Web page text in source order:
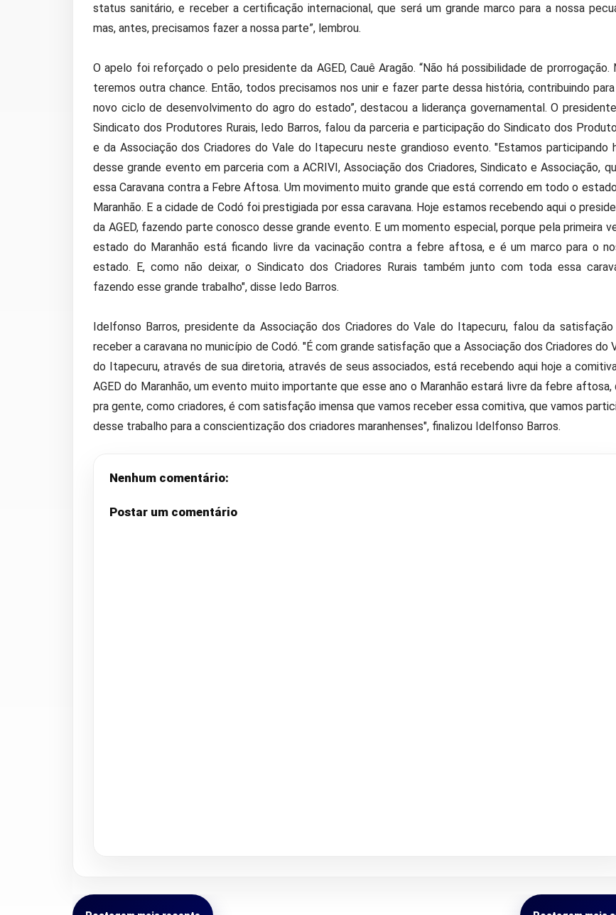
status sanitário, e receber a certificação internacional, que será um grande marco para a nossa
mas, antes, precisamos fazer a nossa parte”, lembrou.
O apelo foi reforçado o pelo presidente da AGED, Cauê Aragão. “Não há possibilidade de prorrogação.
teremos outra chance. Então, todos precisamos nos unir e fazer parte dessa história, contribuindo
novo ciclo de desenvolvimento do agro do estado”, destacou a liderança governamental. O
Sindicato dos Produtores Rurais, Iedo Barros, falou da parceria e participação do Sindicato dos
e da Associação dos Criadores do Vale do Itapecuru neste grandioso evento. "Estamos participando
desse grande evento em parceria com a ACRIVI, Associação dos Criadores, Sindicato e Associação,
essa Caravana contra a Febre Aftosa. Um movimento muito grande que está correndo em todo o
Maranhão. E a cidade de Codó foi prestigiada por essa caravana. Hoje estamos recebendo aqui o
da AGED, fazendo parte conosco desse grande evento. E um momento especial, porque pela primeira
estado do Maranhão está ficando livre da vacinação contra a febre aftosa, e é um marco para o
estado. E, como não deixar, o Sindicato dos Criadores Rurais também junto com toda essa
fazendo esse grande trabalho", disse Iedo Barros.
Idelfonso Barros, presidente da Associação dos Criadores do Vale do Itapecuru, falou da satisfação
receber a caravana no município de Codó. "É com grande satisfação que a Associação dos Criadores do
do Itapecuru, através de sua diretoria, através de seus associados, está recebendo aqui hoje a
AGED do Maranhão, um evento muito importante que esse ano o Maranhão estará livre da febre aftosa,
pra gente, como criadores, é com satisfação imensa que vamos receber essa comitiva, que vamos
desse trabalho para a conscientização dos criadores maranhenses", finalizou Idelfonso Barros.
Nenhum comentário:
Postar um comentário